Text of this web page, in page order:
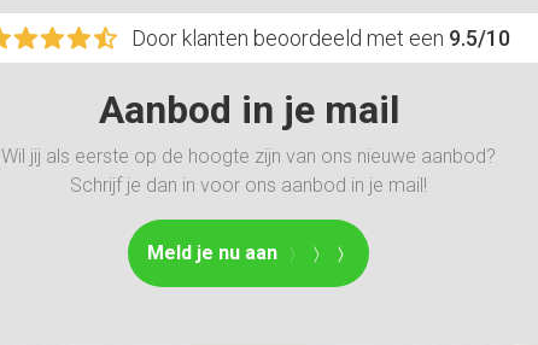
Door klanten beoordeeld met een 9.5/10
Aanbod in je mail
Wil jij als eerste op de hoogte zijn van ons nieuwe aanbod?
Schrijf je dan in voor ons aanbod in je mail!
Meld je nu aan